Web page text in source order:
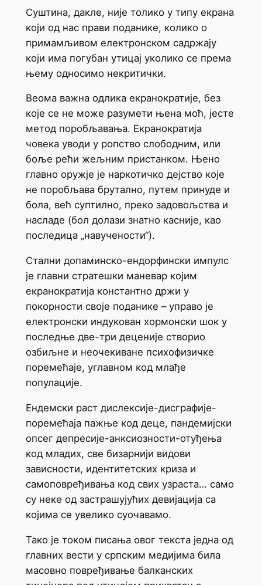
Суштина, дакле, није толико у типу екрана
који од нас прави поданике, колико о
примамљивом електронском садржају
који има погубан утицај уколико се према
њему односимо некритички.
Веома важна одлика екранократије, без
које се не може разумети њена моћ, јесте
метод поробљавања. Екранократија
човека уводи у ропство слободним, или
боље рећи жељним пристанком. Њено
главно оружје је наркотичко дејство које
не поробљава брутално, путем принуде и
бола, већ суптилно, преко задовољства и
насладе (бол долази знатно касније, као
последица „навучености“).
Стални допаминско-ендорфински импулс
је главни стратешки маневар којим
екранократија константно држи у
покорности своје поданике – управо је
електронски индукован хормонски шок у
последње две-три деценије створио
озбиљне и неочекиване психофизичке
поремећаје, углавном код млађе
популације.
Ендемски раст дислексије-дисграфије-
поремећаја пажње код деце, пандемијски
опсег депресије-анксиозности-отуђења
код младих, све бизарнији видови
зависности, идентитетских криза и
самоповређивања код свих узраста… само
су неке од застрашујућих девијација са
којима се увелико суочавамо.
Тако је током писања овог текста једна од
главних вести у српским медијима била
масовно повређивање балканских